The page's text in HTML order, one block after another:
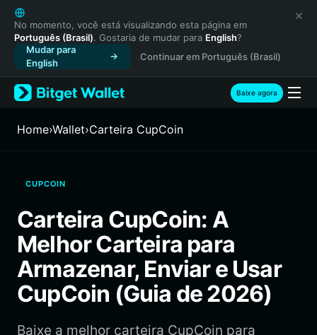
English
日本語
Tiếng Việt
Русский
Español (Latinoamérica)
Türkçe
Français
繁體中文
Bahasa Indonesia
ภาษาไทย
Español
Português (Brasil)
No momento, você está visualizando esta página em
Português (Brasil). Gostaria de mudar para English?
Mudar para
English
Continuar em Português (Brasil)
Baixe agora
Home›Wallet›Carteira CupCoin
CUPCOIN
Carteira CupCoin: A
Melhor Carteira para
Armazenar, Enviar e Usar
CupCoin (Guia de 2026)
Baixe a melhor carteira CupCoin para